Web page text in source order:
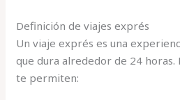
Definición de viajes exprés
Un viaje exprés es una
que dura alrededor de 24 horas.
te permiten: